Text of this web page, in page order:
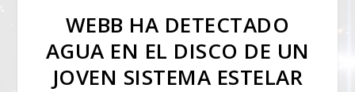
WEBB HA DETECTADO
AGUA EN EL DISCO DE UN
JOVEN SISTEMA ESTELAR